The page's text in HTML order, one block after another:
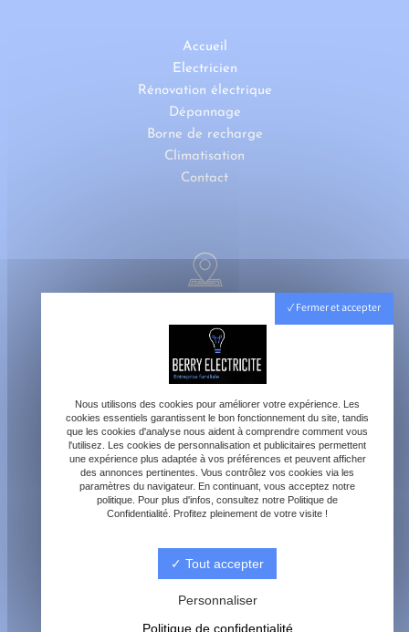
Accueil
Electricien
Rénovation électrique
Dépannage
Borne de recharge
Climatisation
Contact
contact@berry-electricite.fr
06 70 40 09 29
Fermer et accepter
Nous utilisons des cookies pour améliorer votre expérience. Les
cookies essentiels garantissent le bon fonctionnement du site, tandis
que les cookies d'analyse nous aident à comprendre comment vous
l'utilisez. Les cookies de personnalisation et publicitaires permettent
une expérience plus adaptée à vos préférences et peuvent afficher
des annonces pertinentes. Vous contrôlez vos cookies via les
paramètres du navigateur. En continuant, vous acceptez notre
politique. Pour plus d'infos, consultez notre Politique de
Confidentialité. Profitez pleinement de votre visite !
Tout accepter
Personnaliser
Politique de confidentialité